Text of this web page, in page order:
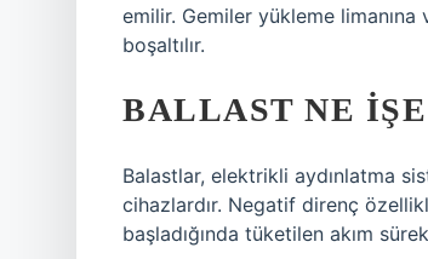
emilir. Gemiler yükleme limanına
boşaltılır.
BALLAST NE
Balastlar, elektrikli aydınlatma
cihazlardır. Negatif direnç
başladığında tüketilen akım